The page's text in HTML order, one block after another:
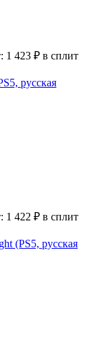
1 423 ₽ в сплит
русская
1 422 ₽ в сплит
(PS5, русская